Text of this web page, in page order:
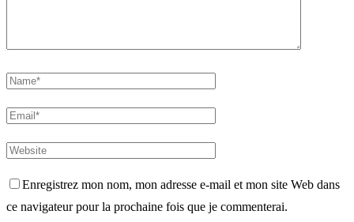
Enregistrez mon nom, mon adresse e-mail et mon site Web dans
ce navigateur pour la prochaine fois que je commenterai.